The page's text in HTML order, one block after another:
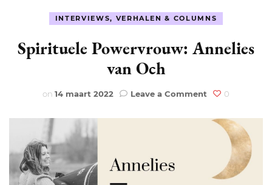
INTERVIEWS, VERHALEN & COLUMNS
Spirituele Powervrouw: Annelies
van Och
on 14 maart 2022 Leave a Comment on
Powervrouw:
Annelies
0